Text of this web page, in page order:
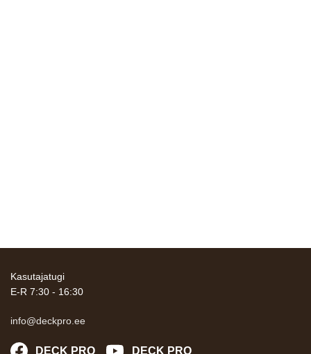
Kasutajatugi
E-R 7:30 - 16:30
info@deckpro.ee
DECK PRO DECK PRO